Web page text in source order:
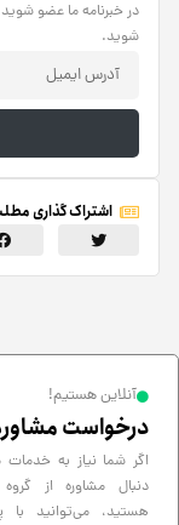
در خبرنامه ما عضو شوید
شوید.
اشتراک گذاری
آنلاین هستیم!
درخواست
اگر شما نیاز به خدمات
دنبال مشاوره از
هستید، می‌توانید با